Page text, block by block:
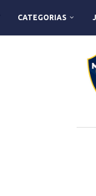
CATEGORIAS